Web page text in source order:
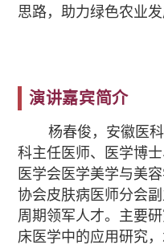
思路，助力绿色农业发
演讲嘉宾简介
杨春俊，安徽医
科主任医师、医学博
医学会医学美学与美
协会皮肤病医师分会
周期领军人才。主要
床医学中的应用研究